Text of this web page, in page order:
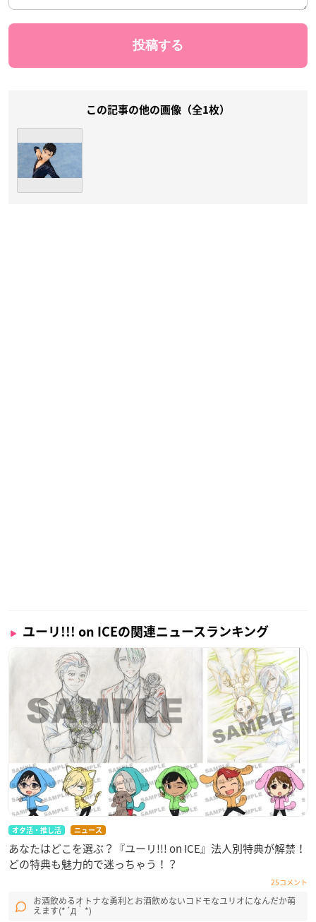
この記事の他の画像（全1枚）
ユーリ!!! on ICEの関連ニュースランキング
オタ活・推し活 ニュース
あなたはどこを選ぶ？『ユーリ!!! on ICE』法人別特典が解禁！
どの特典も魅力的で迷っちゃう！？
25コメント
お酒飲めるオトナな勇利とお酒飲めないコドモなユリオになんだか萌
えます(*´Д｀*)